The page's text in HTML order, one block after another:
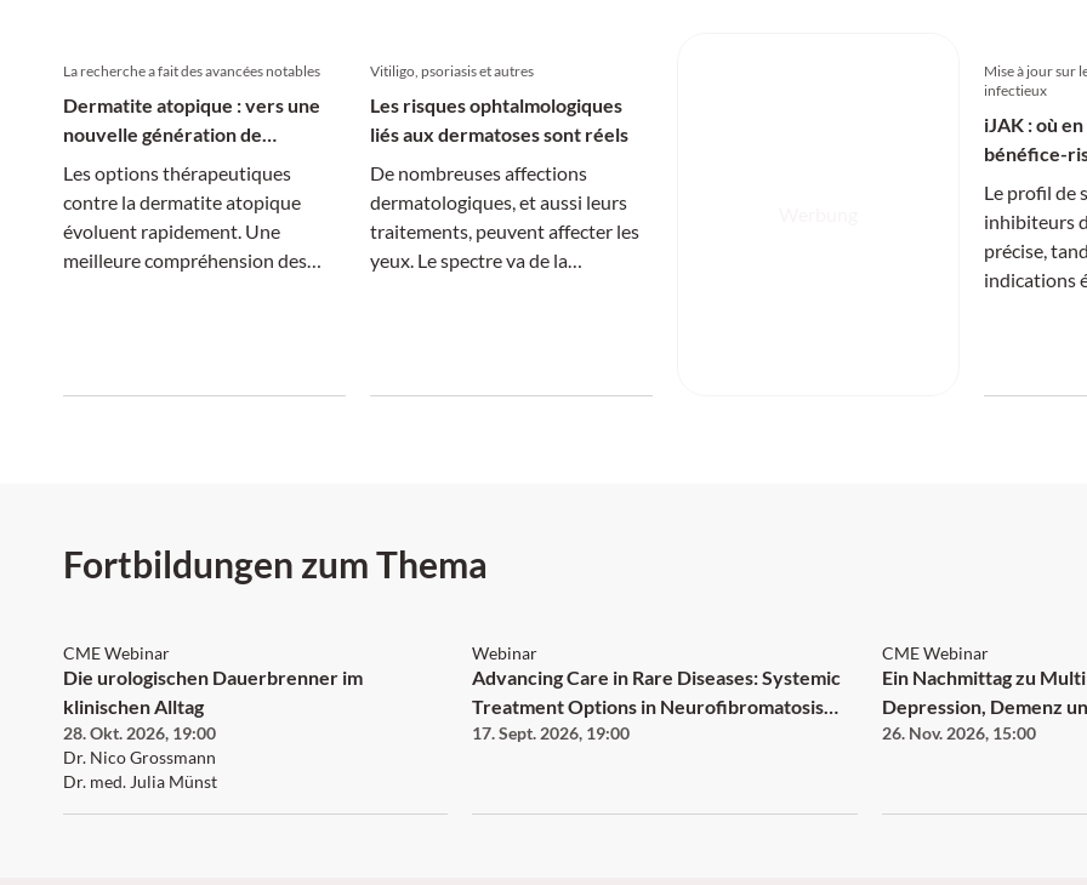
La recherche a fait des avancées notables
Dermatite atopique : vers une
nouvelle génération de
traitements
Les options thérapeutiques
contre la dermatite atopique
évoluent rapidement. Une
meilleure compréhension des
Vitiligo, psoriasis et autres
Les risques ophtalmologiques
liés aux dermatoses sont réels
De nombreuses affections
dermatologiques, et aussi leurs
traitements, peuvent affecter les
yeux. Le spectre va de la
Mise à jour sur
infectieux
iJAK : où
bénéfice-
Le profil de
inhibiteurs
précise,
indications
Fortbildungen zum Thema
CME Webinar
Die urologischen Dauerbrenner im
klinischen Alltag
28. Okt. 2026, 19:00
Dr. Nico Grossmann
Dr. med. Julia Münst
Webinar
Advancing Care in Rare Diseases: Systemic
Treatment Options in Neurofibromatosis
Type 1 – Plexiform Neurofibroma and
17. Sept. 2026, 19:00
CME Webinar
Ein Nachmittag zu
Depression, Demenz
26. Nov. 2026, 15:00